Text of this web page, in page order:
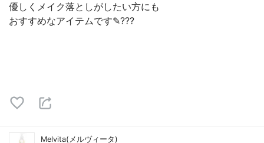
優しくメイク落としがしたい方にも
おすすめなアイテムです✎???
Melvita(メルヴィータ)